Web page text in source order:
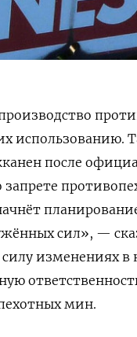
использованию.
после
сил», —
изменениях в
мин.